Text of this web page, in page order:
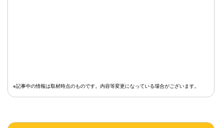
※記事中の情報は取材時点のものです。内容等変更になっている場合がございます。